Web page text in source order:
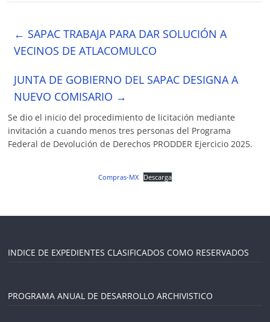
← SAPAC TRABAJA PARA DAR SOLUCIÓN A
VECINOS DE ATLACOMULCO
JUNTA DE GOBIERNO DEL SAPAC DESIGNA A
NUEVO COMISARIO →
Se dio el inicio del procedimiento de licitación mediante
invitación a cuando menos tres personas del Programa
Federal de Devolución de Derechos PRODDER Ejercicio 2025.
Compras-MX Descarga
INDICE DE EXPEDIENTES CLASIFICADOS COMO RESERVADOS
PROGRAMA ANUAL DE DESARROLLO ARCHIVISTICO